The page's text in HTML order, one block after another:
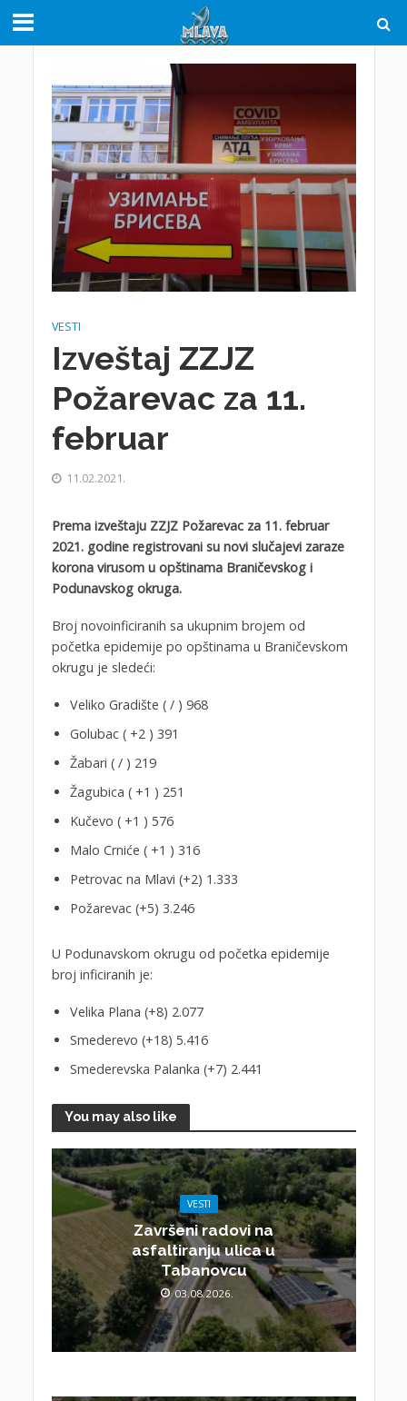
VESTI
Izveštaj ZZJZ
Požarevac za 11.
februar
11.02.2021.
Prema izveštaju ZZJZ Požarevac za 11. februar
2021. godine registrovani su novi slučajevi zaraze
korona virusom u opštinama Braničevskog i
Podunavskog okruga.
Broj novoinficiranih sa ukupnim brojem od
početka epidemije po opštinama u Braničevskom
okrugu je sledeći:
Veliko Gradište ( / ) 968
Golubac ( +2 ) 391
Žabari ( / ) 219
Žagubica ( +1 ) 251
Kučevo ( +1 ) 576
Malo Crniće ( +1 ) 316
Petrovac na Mlavi (+2) 1.333
Požarevac (+5) 3.246
U Podunavskom okrugu od početka epidemije
broj inficiranih je:
Velika Plana (+8) 2.077
Smederevo (+18) 5.416
Smederevska Palanka (+7) 2.441
You may also like
VESTI
Završeni radovi na
asfaltiranju ulica u
Tabanovcu
03.08.2026.